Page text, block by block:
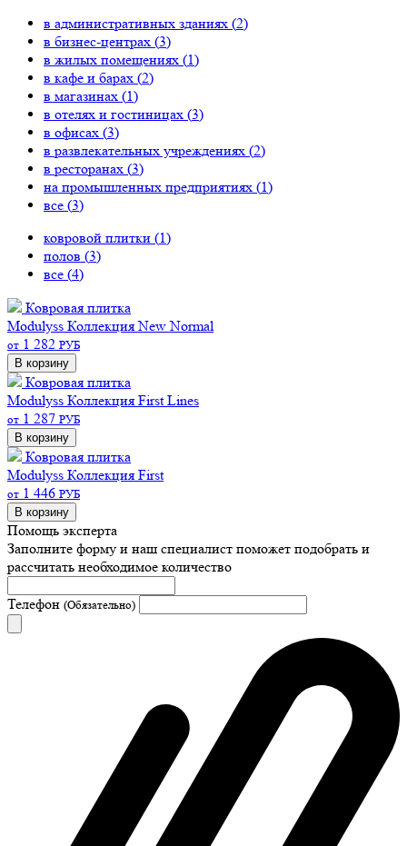
в административных зданиях (2)
в бизнес-центрах (3)
в жилых помещениях (1)
в кафе и барах (2)
в магазинах (1)
в отелях и гостиницах (3)
в офисах (3)
в развлекательных учреждениях (2)
в ресторанах (3)
на промышленных предприятиях (1)
все (3)
ковровой плитки (1)
полов (3)
все (4)
Ковровая плитка
Modulyss Коллекция New Normal
от 1 282 РУБ
В корзину
Ковровая плитка
Modulyss Коллекция First Lines
от 1 287 РУБ
В корзину
Ковровая плитка
Modulyss Коллекция First
от 1 446 РУБ
В корзину
Помощь эксперта
Заполните форму и наш специалист поможет подобрать и
рассчитать необходимое количество
Телефон (Обязательно)